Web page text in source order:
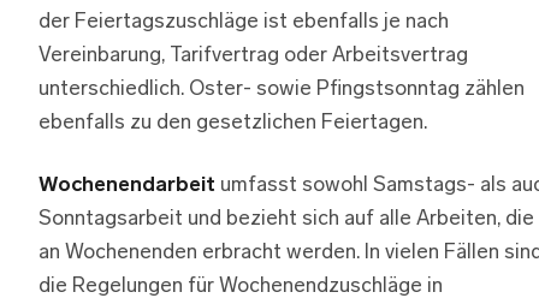
der Feiertagszuschläge ist ebenfalls je nach
Vereinbarung, Tarifvertrag oder Arbeitsvertrag
unterschiedlich. Oster- sowie Pfingstsonntag zählen
ebenfalls zu den gesetzlichen Feiertagen.
Wochenendarbeit umfasst sowohl Samstags- als
Sonntagsarbeit und bezieht sich auf alle Arbeiten, die
an Wochenenden erbracht werden. In vielen Fällen
die Regelungen für Wochenendzuschläge in